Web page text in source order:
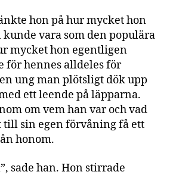
hon på hur mycket hon
kunde vara som den populära
mycket hon egentligen
för hennes alldeles för
ung man plötsligt dök upp
ett leende på läpparna.
om vem han var och vad
sin egen förvåning få ett
honom.
sade han. Hon stirrade